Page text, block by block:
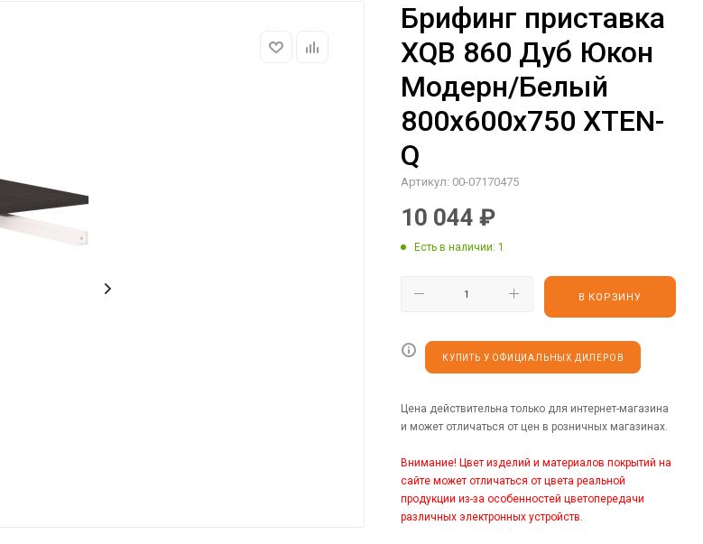
Брифинг приставка
XQB 860 Дуб Юкон
Модерн/Белый
800х600х750 XTEN-
Q
Артикул: 00-07170475
10 044 ₽
Есть в наличии: 1
В КОРЗИНУ
КУПИТЬ У ОФИЦИАЛЬНЫХ ДИЛЕРОВ
Цена действительна только для интернет-магазина
и может отличаться от цен в розничных магазинах.
Внимание! Цвет изделий и материалов покрытий на
сайте может отличаться от цвета реальной
продукции из-за особенностей цветопередачи
различных электронных устройств.